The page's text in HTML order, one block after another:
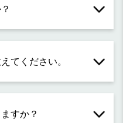
てください。
すか？